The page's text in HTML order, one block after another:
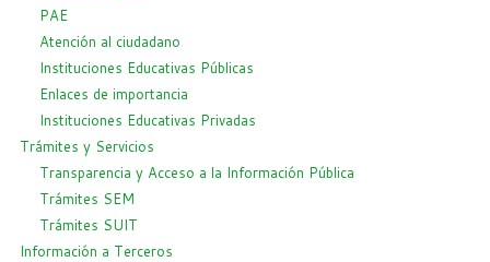
PAE
Atención al ciudadano
Instituciones Educativas Públicas
Enlaces de importancia
Instituciones Educativas Privadas
Trámites y Servicios
Transparencia y Acceso a la Información Pública
Trámites SEM
Trámites SUIT
Información a Terceros